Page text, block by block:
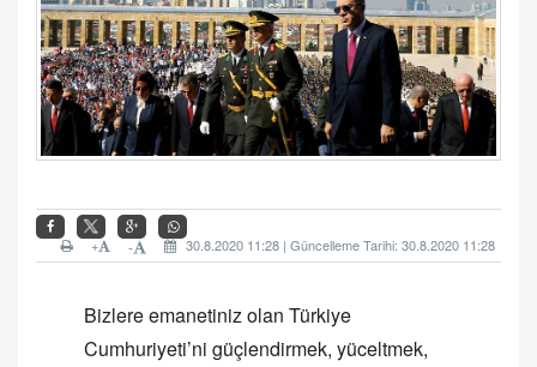
30.8.2020 11:28 | Güncelleme Tarihi: 30.8.2020 11:28
-
+
Bizlere emanetiniz olan Türkiye
Cumhuriyeti’ni güçlendirmek, yüceltmek,